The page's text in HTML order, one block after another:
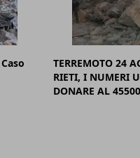
TERREMOTO 24
RIETI, I NUMERI
DONARE AL 45500